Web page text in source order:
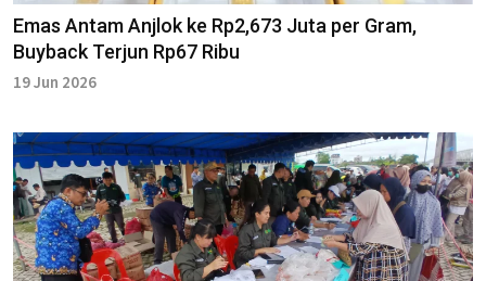
Emas Antam Anjlok ke Rp2,673 Juta per Gram,
Buyback Terjun Rp67 Ribu
19 Jun 2026